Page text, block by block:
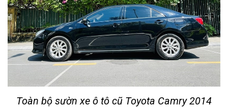
Toàn bộ sườn xe ô tô cũ Toyota Camry 2014